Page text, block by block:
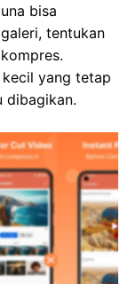
bisa
tentukan
yang tetap
dibagikan.